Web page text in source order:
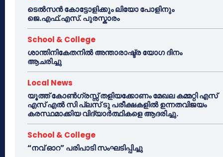
ടെൽസൻ കോട്ടോളിക്കും ലിയോ പോളിനും
ജെ.എഫ്.എസ്. പുരസ്കാരം
School & College
ശാന്തിനികേതനിൽ അന്താരാഷ്ട്ര യോഗ ദിനം
ആചരിച്ചു
Local News
യൂത്ത് കോൺഗ്രസ്സ് തളിയക്കോണം മേഖല കമ്മറ്റി എസ്
എസ് എൽ സി പ്ലസ് ടു പരീക്ഷകളിൽ ഉന്നതവിജയം
കരസ്ഥമാക്കിയ വിദ്യാർത്ഥികളെ ആദരിച്ചു.
School & College
“നവ് ഓറ” പരിപാടി സംഘടിപ്പിച്ചു